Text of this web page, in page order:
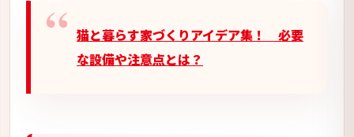
猫と暮らす家づくりアイデア集！ 必要
な設備や注意点とは？